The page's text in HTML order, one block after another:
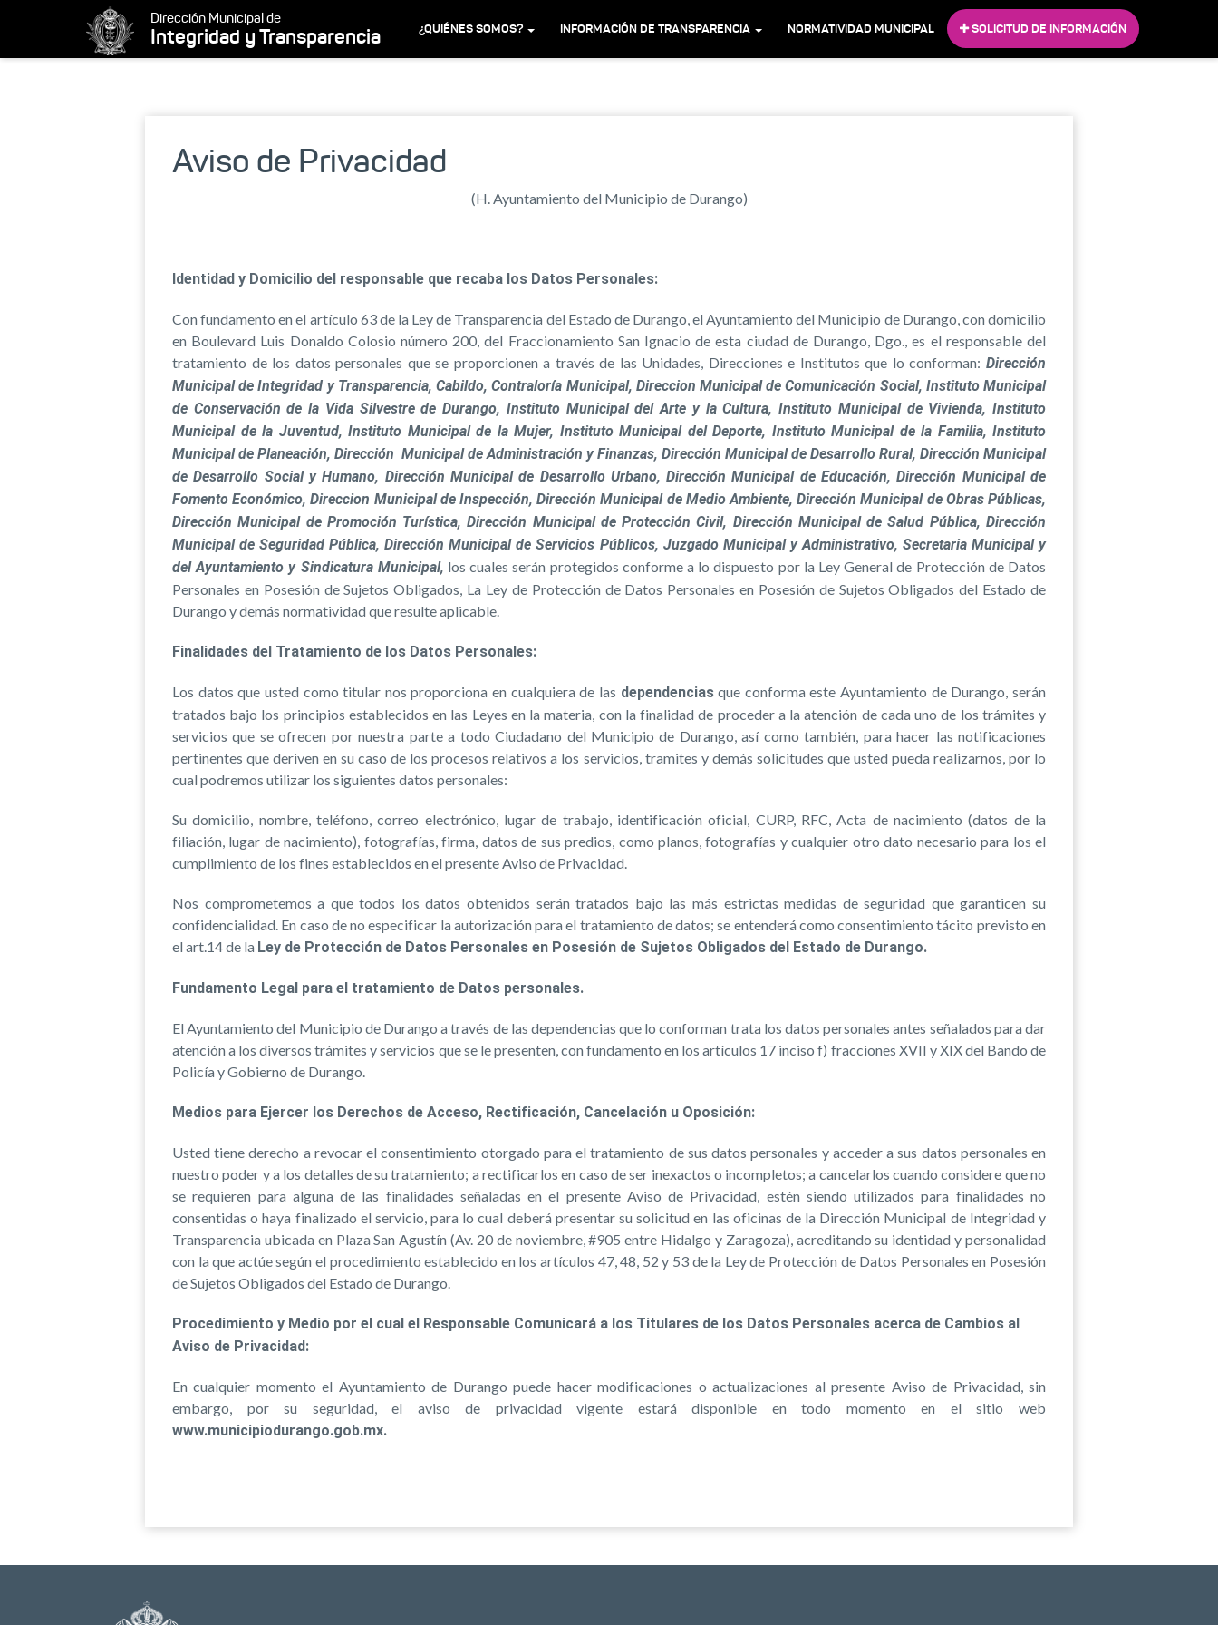
Dirección Municipal de
Integridad y Transparencia ¿QUIÉNES SOMOS? INFORMACIÓN DE TRANSPARENCIA NORMATIVIDAD MUNICIPAL SOLICITUD DE INFORMACIÓN
Aviso de Privacidad
(H. Ayuntamiento del Municipio de Durango)
Identidad y Domicilio del responsable que recaba los Datos Personales:
Con fundamento en el artículo 63 de la Ley de Transparencia del Estado de Durango, el Ayuntamiento del Municipio de Durango, con domicilio
en Boulevard Luis Donaldo Colosio número 200, del Fraccionamiento San Ignacio de esta ciudad de Durango, Dgo., es el responsable del
tratamiento de los datos personales que se proporcionen a través de las Unidades, Direcciones e Institutos que lo conforman: Dirección
Municipal de Integridad y Transparencia, Cabildo, Contraloría Municipal, Direccion Municipal de Comunicación Social, Instituto Municipal
de Conservación de la Vida Silvestre de Durango, Instituto Municipal del Arte y la Cultura, Instituto Municipal de Vivienda, Instituto
Municipal de la Juventud, Instituto Municipal de la Mujer, Instituto Municipal del Deporte, Instituto Municipal de la Familia, Instituto
Municipal de Planeación, Dirección Municipal de Administración y Finanzas, Dirección Municipal de Desarrollo Rural, Dirección Municipal
de Desarrollo Social y Humano, Dirección Municipal de Desarrollo Urbano, Dirección Municipal de Educación, Dirección Municipal de
Fomento Económico, Direccion Municipal de Inspección, Dirección Municipal de Medio Ambiente, Dirección Municipal de Obras Públicas,
Dirección Municipal de Promoción Turística, Dirección Municipal de Protección Civil, Dirección Municipal de Salud Pública, Dirección
Municipal de Seguridad Pública, Dirección Municipal de Servicios Públicos, Juzgado Municipal y Administrativo, Secretaria Municipal y
del Ayuntamiento y Sindicatura Municipal, los cuales serán protegidos conforme a lo dispuesto por la Ley General de Protección de Datos
Personales en Posesión de Sujetos Obligados, La Ley de Protección de Datos Personales en Posesión de Sujetos Obligados del Estado de
Durango y demás normatividad que resulte aplicable.
Finalidades del Tratamiento de los Datos Personales:
Los datos que usted como titular nos proporciona en cualquiera de las dependenciasque conforma este Ayuntamiento de Durango, serán
tratados bajo los principios establecidos en las Leyes en la materia, con la finalidad de proceder a la atención de cada uno de los trámites y
servicios que se ofrecen por nuestra parte a todo Ciudadano del Municipio de Durango, así como también, para hacer las notificaciones
pertinentes que deriven en su caso de los procesos relativos a los servicios, tramites y demás solicitudes que usted pueda realizarnos, por lo
cual podremos utilizar los siguientes datos personales:
Su domicilio, nombre, teléfono, correo electrónico, lugar de trabajo, identificación oficial, CURP, RFC, Acta de nacimiento (datos de la
filiación, lugar de nacimiento), fotografías, firma, datos de sus predios, como planos, fotografías y cualquier otro dato necesario para los el
cumplimiento de los fines establecidos en el presente Aviso de Privacidad.
Nos comprometemos a que todos los datos obtenidos serán tratados bajo las más estrictas medidas de seguridad que garanticen su
confidencialidad. En caso de no especificar la autorización para el tratamiento de datos; se entenderá como consentimiento tácito previsto en
el art.14 de la Ley de Protección de Datos Personales en Posesión de Sujetos Obligados del Estado de Durango.
Fundamento Legal para el tratamiento de Datos personales.
El Ayuntamiento del Municipio de Durango a través de las dependencias que lo conforman trata los datos personales antes señalados para dar
atención a los diversos trámites y servicios que se le presenten, con fundamento en los artículos 17 inciso f) fracciones XVII y XIX del Bando de
Policía y Gobierno de Durango.
Medios para Ejercer los Derechos de Acceso, Rectificación, Cancelación u Oposición:
Usted tiene derecho a revocar el consentimiento otorgado para el tratamiento de sus datos personales y acceder a sus datos personales en
nuestro poder y a los detalles de su tratamiento; a rectificarlos en caso de ser inexactos o incompletos; a cancelarlos cuando considere que no
se requieren para alguna de las finalidades señaladas en el presente Aviso de Privacidad, estén siendo utilizados para finalidades no
consentidas o haya finalizado el servicio, para lo cual deberá presentar su solicitud en las oficinas de la Dirección Municipal de Integridad y
Transparencia ubicada en Plaza San Agustín (Av. 20 de noviembre, #905 entre Hidalgo y Zaragoza), acreditando su identidad y personalidad
con la que actúe según el procedimiento establecido en los artículos 47, 48, 52 y 53 de la Ley de Protección de Datos Personales en Posesión
de Sujetos Obligados del Estado de Durango.
Procedimiento y Medio por el cual el Responsable Comunicará a los Titulares de los Datos Personales acerca de Cambios al
Aviso de Privacidad:
En cualquier momento el Ayuntamiento de Durango puede hacer modificaciones o actualizaciones al presente Aviso de Privacidad, sin
embargo, por su seguridad, el aviso de privacidad vigente estará disponible en todo momento en el sitio web
www.municipiodurango.gob.mx.